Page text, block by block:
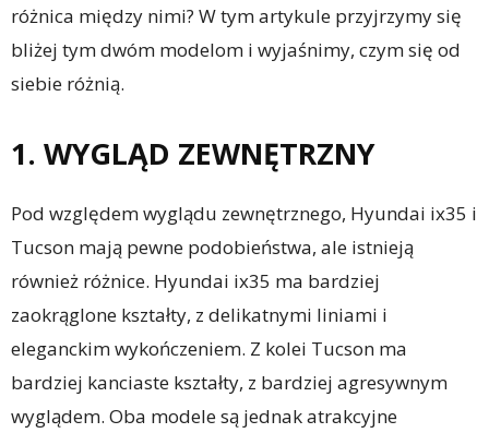
różnica między nimi? W tym artykule przyjrzymy się
bliżej tym dwóm modelom i wyjaśnimy, czym się od
siebie różnią.
1. WYGLĄD ZEWNĘTRZNY
Pod względem wyglądu zewnętrznego, Hyundai ix35 i
Tucson mają pewne podobieństwa, ale istnieją
również różnice. Hyundai ix35 ma bardziej
zaokrąglone kształty, z delikatnymi liniami i
eleganckim wykończeniem. Z kolei Tucson ma
bardziej kanciaste kształty, z bardziej agresywnym
wyglądem. Oba modele są jednak atrakcyjne